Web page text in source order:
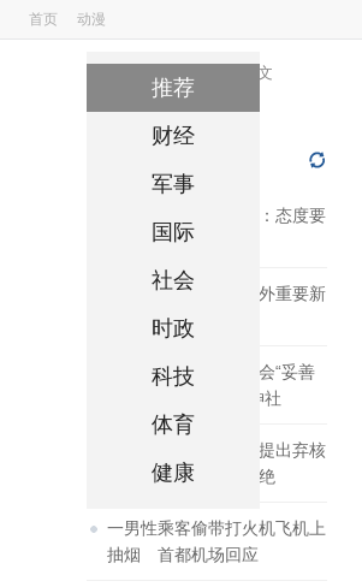
首页 动漫
国搜头条 正文
沙特加拿大争端后续：态度要
强硬 但生意不能停
2018年8月10日国内外重要新
菅义伟：安倍自己将会“妥善
判断”是否参拜靖国神社
美媒传美国曾向朝鲜提出弃核
时间表 但遭朝方拒绝
一男性乘客偷带打火机飞机上
抽烟 首都机场回应
国搜头条 更多阅读
推荐
财经
军事
国际
社会
时政
科技
体育
健康